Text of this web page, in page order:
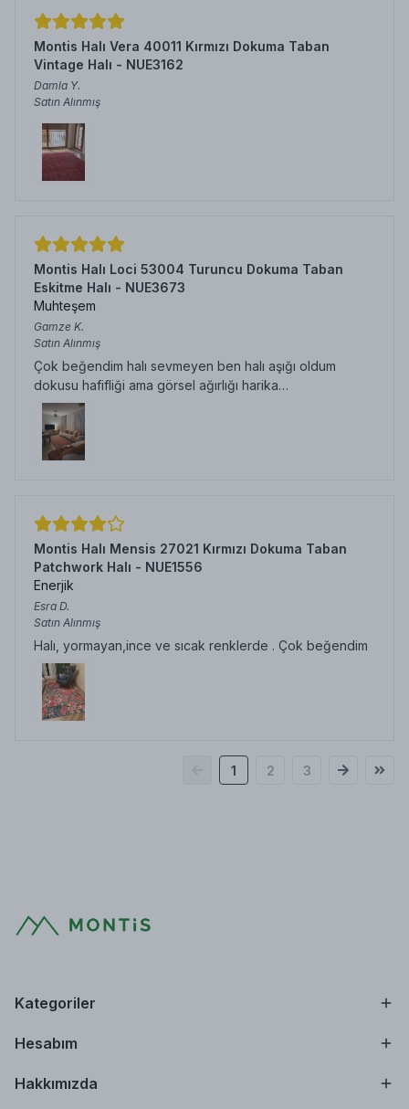
Montis Halı Vera 40011 Kırmızı Dokuma Taban
Vintage Halı - NUE3162
Damla Y.
Satın Alınmış
Montis Halı Loci 53004 Turuncu Dokuma Taban
Eskitme Halı - NUE3673
Muhteşem
Gamze K.
Satın Alınmış
Çok beğendim halı sevmeyen ben halı aşığı oldum
dokusu hafifliği ama görsel ağırlığı harika…
Montis Halı Mensis 27021 Kırmızı Dokuma Taban
Patchwork Halı - NUE1556
Enerjik
Esra D.
Satın Alınmış
Halı, yormayan,ince ve sıcak renklerde . Çok beğendim
1 2 3
Kategoriler
Hesabım
Hakkımızda